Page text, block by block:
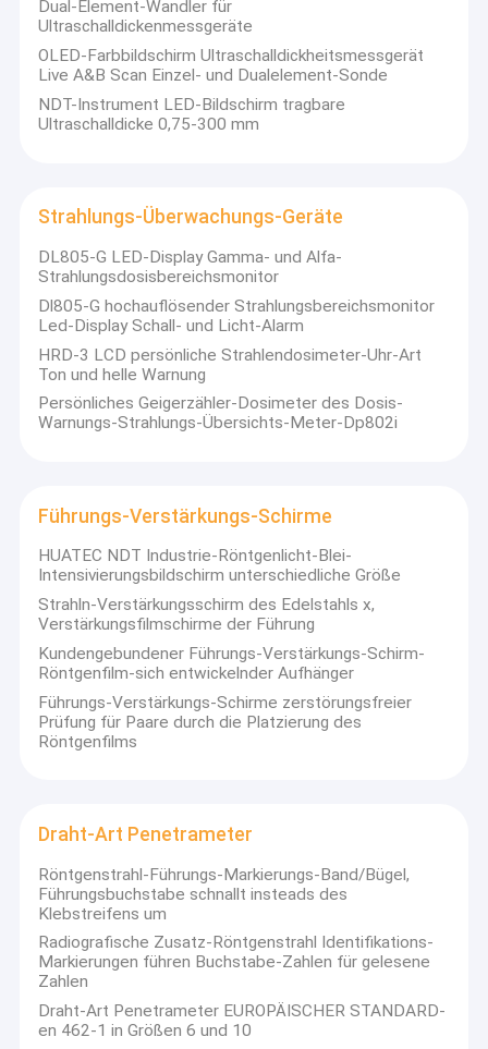
Magnetpulverprüfungs-Ausrüstung
Wirbelstrom-Testgerät
Radiographie-Film-Zuschauer
Ultraschallmessgerät
Strahlungs-Überwachungs-Geräte
Führungs-Verstärkungs-Schirme
Draht-Art Penetrameter
Schichtdickenmessgerät
Dual-Element-Wandler für
Ultraschalldickenmessgeräte
OLED-Farbbildschirm Ultraschalldickheitsmessgerät
Live A&B Scan Einzel- und Dualelement-Sonde
NDT-Instrument LED-Bildschirm tragbare
Ultraschalldicke 0,75-300 mm
Strahlungs-Überwachungs-Geräte
DL805-G LED-Display Gamma- und Alfa-
Strahlungsdosisbereichsmonitor
Dl805-G hochauflösender Strahlungsbereichsmonitor
Led-Display Schall- und Licht-Alarm
HRD-3 LCD persönliche Strahlendosimeter-Uhr-Art
Ton und helle Warnung
Persönliches Geigerzähler-Dosimeter des Dosis-
Warnungs-Strahlungs-Übersichts-Meter-Dp802i
Führungs-Verstärkungs-Schirme
HUATEC NDT Industrie-Röntgenlicht-Blei-
Intensivierungsbildschirm unterschiedliche Größe
Strahln-Verstärkungsschirm des Edelstahls x,
Verstärkungsfilmschirme der Führung
Kundengebundener Führungs-Verstärkungs-Schirm-
Röntgenfilm-sich entwickelnder Aufhänger
Führungs-Verstärkungs-Schirme zerstörungsfreier
Prüfung für Paare durch die Platzierung des
Röntgenfilms
Draht-Art Penetrameter
Röntgenstrahl-Führungs-Markierungs-Band/Bügel,
Führungsbuchstabe schnallt insteads des
Klebstreifens um
Radiografische Zusatz-Röntgenstrahl Identifikations-
Markierungen führen Buchstabe-Zahlen für gelesene
Zahlen
Draht-Art Penetrameter EUROPÄISCHER STANDARD-
en 462-1 in Größen 6 und 10
worden.
Unser Versprechen: Zuverlässige Qualität, konkurrenzfähiger Preis,
schnelle Lieferung, zufrieden stellender Service.